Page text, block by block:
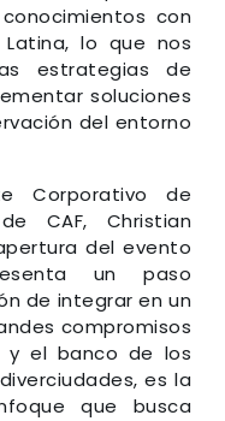
con
lo que nos
estrategias de
soluciones
del entorno
Corporativo de
CAF, Christian
del evento
un paso
de integrar en un
compromisos
y el banco de los
es la
que busca